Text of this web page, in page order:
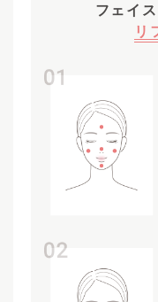
フェイ
リ